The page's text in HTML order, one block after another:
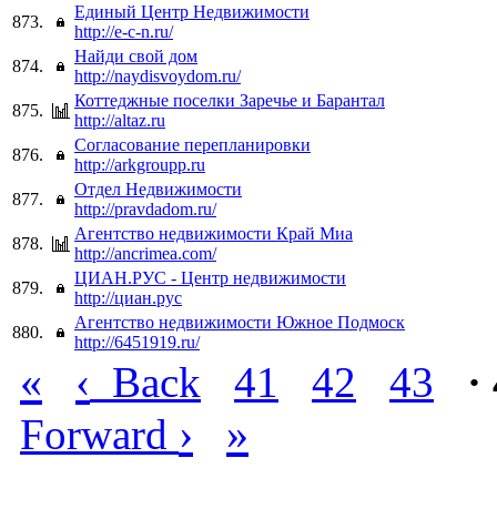
873.
Единый Центр Недвижимости
http://e-c-n.ru/
874.
Найди свой дом
http://naydisvoydom.ru/
875.
Коттеджные поселки Заречье и Барантал
http://altaz.ru
876.
Согласование перепланировки
http://arkgroupp.ru
877.
Отдел Недвижимости
http://pravdadom.ru/
878.
Агентство недвижимости Край Миа
http://ancrimea.com/
879.
ЦИАН.РУС - Центр недвижимости
http://циан.рус
880.
Агентство недвижимости Южное Подмоск
http://6451919.ru/
« ‹ Back 41 42 43
Forward › »